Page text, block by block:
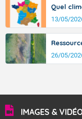
Quel
13/05/
26/05/
IMAGES &